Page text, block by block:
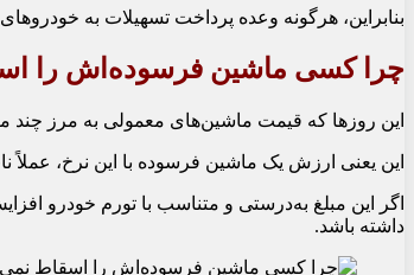
بنابراین، هرگونه وعده پرداخت تسهیلات به
چرا کسی ماشین فرسوده‌اش را
این روزها که قیمت ماشین‌های معمولی به مرز چند میلیارد
این یعنی ارزش یک ماشین فرسوده با این نرخ، عملاً ناچیز
داشته باشد.